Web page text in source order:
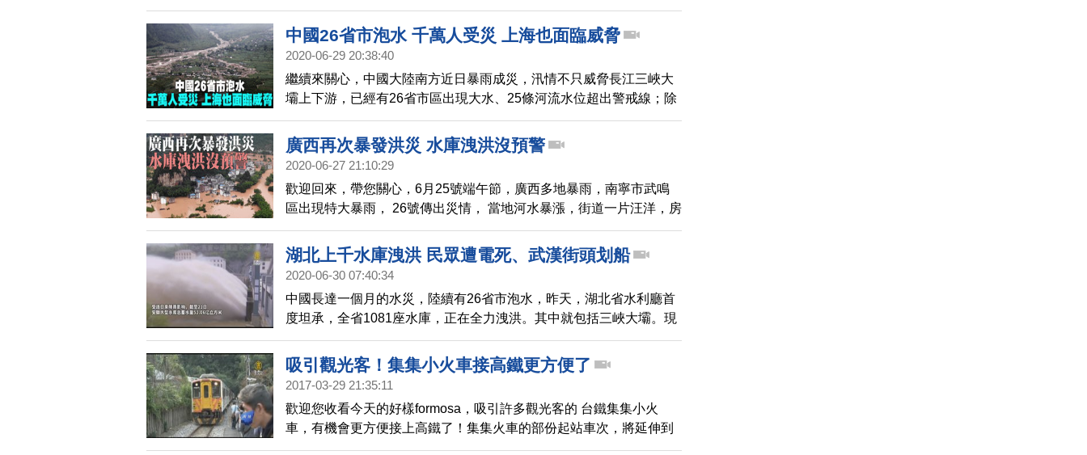
會。但是也有以傳統製作花燈技術，用鐵絲造型和裱布方式完成的花
燈。在宗教祈福區，有一件巨型的藝術花燈，相當吸睛，跟著鏡頭，
一起來看看。
中國26省市泡水 千萬人受災 上海也面臨威脅
2020-06-29 20:38:40
繼續來關心，中國大陸南方近日暴雨成災，汛情不只威脅長江三峽大
壩上下游，已經有26省市區出現大水、25條河流水位超出警戒線；除
了已經受災嚴重的重慶、湖北、河南、安徽四省市之外，再擴大到江
蘇、江西、湖南等地，甚至上海等一級城市，都要全面戒備，防範雨
災。據中共官方統計，超過千萬人受到波及、上萬棟房屋倒塌， 57 萬
廣西再次暴發洪災 水庫洩洪沒預警
2020-06-27 21:10:29
歡迎回來，帶您關心，6月25號端午節，廣西多地暴雨，南寧市武鳴
區出現特大暴雨， 26號傳出災情， 當地河水暴漲，街道一片汪洋，房
子被淹。另外，桂林陽朔龍河的水位再次暴漲，超過警戒線。兩地民
眾都表示，水庫洩洪加重災情，而且嚴重的是，洩洪，完全沒有預
警。
湖北上千水庫洩洪 民眾遭電死、武漢街頭划船
2020-06-30 07:40:34
中國長達一個月的水災，陸續有26省市泡水，昨天，湖北省水利廳首
度坦承，全省1081座水庫，正在全力洩洪。其中就包括三峽大壩。現
在，武漢城區街道都可以划船出行。而有網友爆料，已發生多起民眾
觸電身亡事件。
吸引觀光客！集集小火車接高鐵更方便了
2017-03-29 21:35:11
歡迎您收看今天的好樣formosa，吸引許多觀光客的 台鐵集集小火
車，有機會更方便接上高鐵了！集集火車的部份起站車次，將延伸到
靠近高鐵的田中火車站，只要配合接駁車，高鐵旅客就可以不用二次